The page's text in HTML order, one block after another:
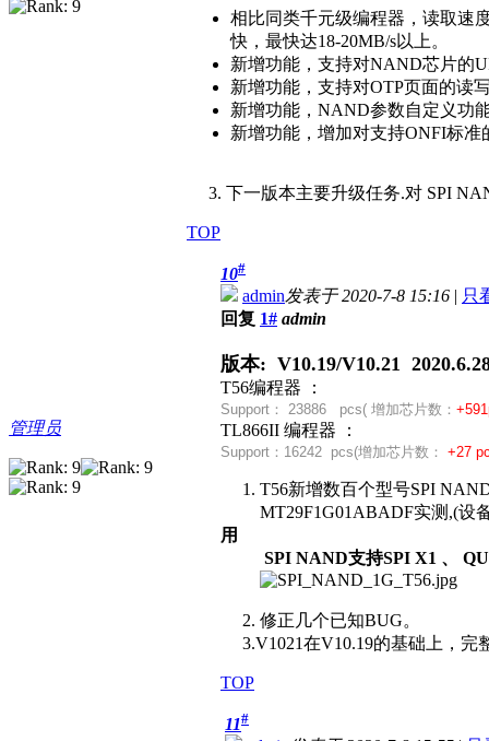
相比同类千元级编程器，读取速
快，最快达18-20MB/s以上。
新增功能，支持对NAND芯片的
新增功能，支持对OTP页面的读
新增功能，NAND参数自定义功
新增功能，增加对支持ONFI标准
3. 下一版本主要升级任务.对 SPI
TOP
管理员
10#
admin发表于 2020-7-8 15:16 | 只
回复 1# admin
版本: V10.19/V10.21
T56编程器 ：
Support： 23886 pcs( 增加芯片数：
TL866II 编程器 ：
Support： 16242 pcs(增加芯片数： +27
1. T56新增数百个型号SPI
MT29F1G01ABADF实测,(设备
用
SPI NAND支持SPI X1 、
2. 修正几个已知BUG。
3.V1021在V10.19的基础上，完
TOP
11#